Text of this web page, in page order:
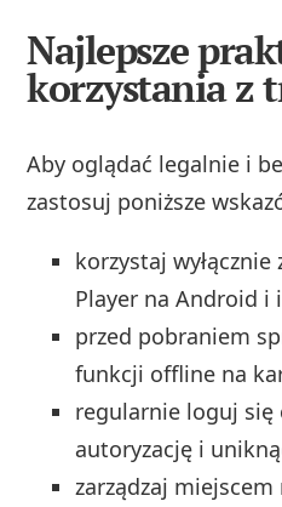
Najlepsze
korzystania z
Aby oglądać legalnie i
zastosuj poniższe
korzystaj
Player na Android i
przed pobraniem
funkcji offline na
regularnie loguj się
autoryzację i
zarządzaj